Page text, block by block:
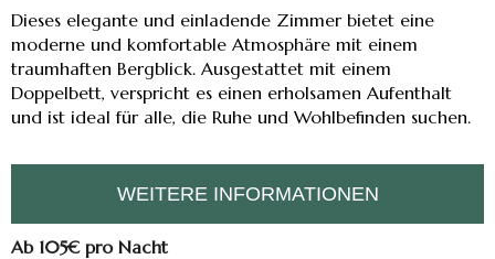
Dieses elegante und einladende Zimmer bietet eine
moderne und komfortable Atmosphäre mit einem
traumhaften Bergblick. Ausgestattet mit einem
Doppelbett, verspricht es einen erholsamen Aufenthalt
und ist ideal für alle, die Ruhe und Wohlbefinden suchen.
WEITERE INFORMATIONEN
Ab 105€pro Nacht